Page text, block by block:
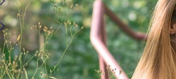
Burnout